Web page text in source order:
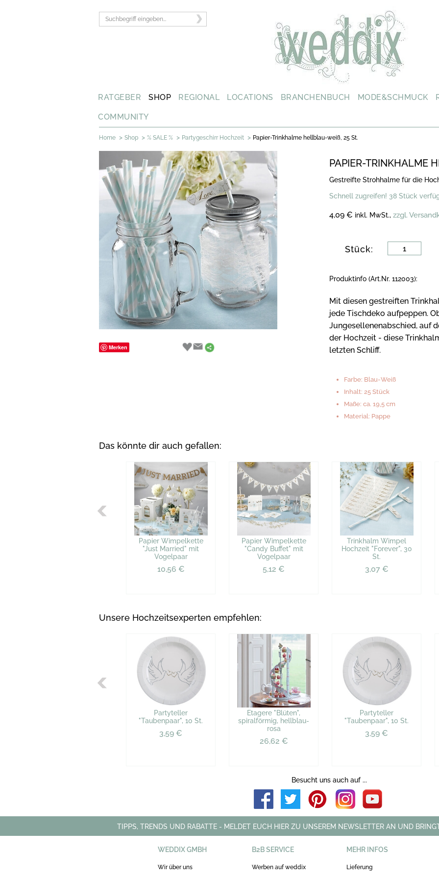
RATGEBER SHOP REGIONAL LOCATIONS BRANCHENBUCH MODE&SCHMUCK
COMMUNITY
Home > Shop > % SALE % > Partygeschirr Hochzeit > Papier-Trinkhalme hellblau-weiß, 25 St.
Merken
PAPIER-TRINKHALME
Gestreifte Strohhalme für die
Schnell zugreifen! 38 Stück
4,09 € inkl. MwSt., zzgl.
Stück:
Produktinfo (Art.Nr. 112003):
Mit diesen gestreiften
jede Tischdeko aufpeppen.
Jungesellenenabschied, auf
der Hochzeit - diese
letzten Schliff.
Farbe: Blau-Weiß
Inhalt: 25 Stück
Maße: ca. 19,5 cm
Material: Pappe
Das könnte dir auch gefallen:
Papier Wimpelkette
"Just Married" mit
Vogelpaar
10,56 €
Papier Wimpelkette
"Candy Buffet" mit
Vogelpaar
5,12 €
Trinkhalm Wimpel
Hochzeit "Forever", 30
St.
3,07 €
Unsere Hochzeitsexperten empfehlen:
Partyteller
"Taubenpaar", 10 St.
3,59 €
Etagere "Blüten",
spiralförmig, hellblau-
rosa
26,62 €
Partyteller
"Taubenpaar", 10 St.
3,59 €
Besucht uns auch auf ...
TIPPS, TRENDS UND RABATTE - MELDET EUCH HIER ZU UNSEREM NEWSLETTER AN UND
WEDDIX GMBH
Wir über uns
B2B SERVICE
Werben auf weddix
MEHR INFOS
Lieferung